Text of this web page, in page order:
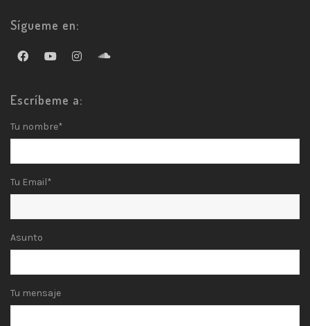
Sígueme en:
Escríbeme a:
Tu nombre*
Tu Email*
Asunto
Tu mensaje